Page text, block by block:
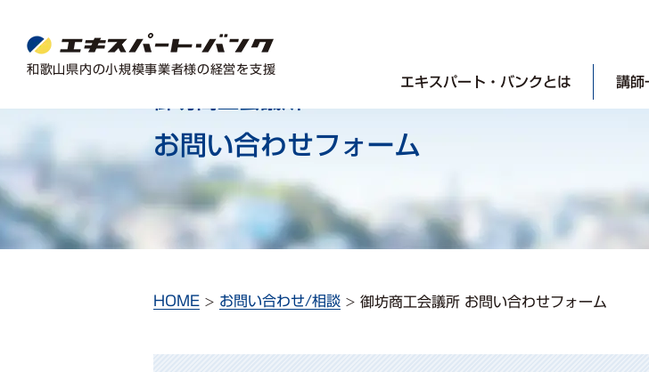
和歌⼭県内の⼩規模事業者様の経営を⽀援
エキスパート・バンクとは 講師
お問い合わせフォーム
HOME お問い合わせ/相談 御坊商工会議所 お問い合わせフォーム